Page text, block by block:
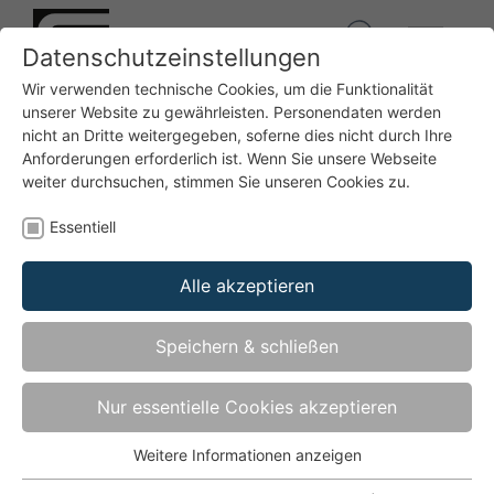
Bänder Bänder für Türen und Fenster aus Holz Duplex ABD-DUP
Duplex ABD-DUPNEU
Abdeckung für den Bandlappen für Duplex 320/321
Datenschutzeinstellungen
Wir verwenden technische Cookies, um die Funktionalität
unserer Website zu gewährleisten. Personendaten werden
nicht an Dritte weitergegeben, soferne dies nicht durch Ihre
Anforderungen erforderlich ist. Wenn Sie unsere Webseite
weiter durchsuchen, stimmen Sie unseren Cookies zu.
Essentiell
Alle akzeptieren
Speichern & schließen
Nur essentielle Cookies akzeptieren
Weitere Informationen anzeigen